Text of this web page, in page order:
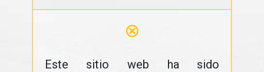
⊗
Este sitio web ha sido